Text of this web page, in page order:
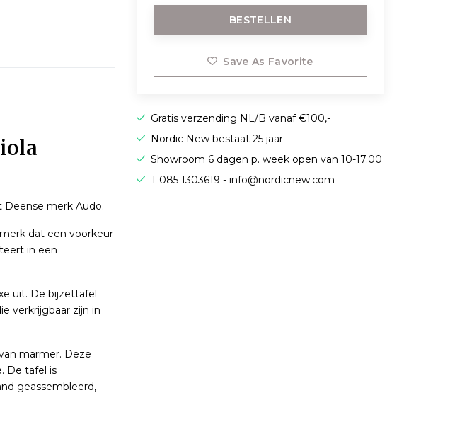
BESTELLEN
Save As Favorite
Gratis verzending NL/B vanaf €100,-
Nordic New bestaat 25 jaar
Showroom 6 dagen p. week open van 10-17.00
T 085 1303619 -info@nordicnew.com
Deense merk Audo.
dat een voorkeur
in een
uit. De bijzettafel
verkrijgbaar zijn in
marmer. Deze
De tafel is
geassembleerd,